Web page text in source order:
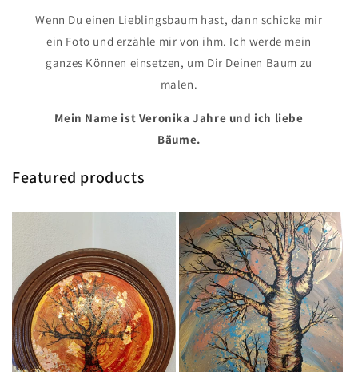
Wenn Du einen Lieblingsbaum hast, dann schicke mir
ein Foto und erzähle mir von ihm. Ich werde mein
ganzes Können einsetzen, um Dir Deinen Baum zu
malen.
Mein Name ist Veronika Jahre und ich liebe
Bäume.
Featured products